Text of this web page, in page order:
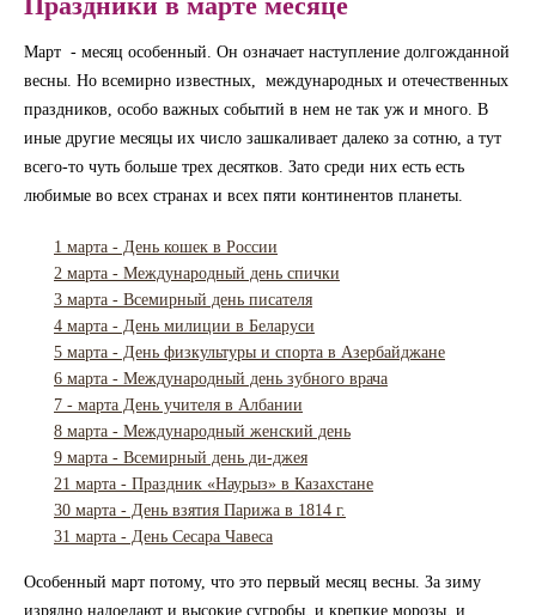
Март - месяц особенный. Он означает наступление долгожданной
весны. Но всемирно известных, международных и отечественных
праздников, особо важных событий в нем не так уж и много. В
иные другие месяцы их число зашкаливает далеко за сотню, а тут
всего-то чуть больше трех десятков. Зато среди них есть есть
любимые во всех странах и всех пяти континентов планеты.
1 марта - День кошек в России
2 марта - Международный день спички
3 марта - Всемирный день писателя
4 марта - День милиции в Беларуси
5 марта - День физкультуры и спорта в Азербайджане
6 марта - Международный день зубного врача
7 - марта День учителя в Албании
8 марта - Международный женский день
9 марта - Всемирный день ди-джея
21 марта - Праздник «Наурыз» в Казахстане
30 марта - День взятия Парижа в 1814 г.
31 марта - День Сесара Чавеса
Особенный март потому, что это первый месяц весны. За зиму
изрядно надоедают и высокие сугробы, и крепкие морозы, и